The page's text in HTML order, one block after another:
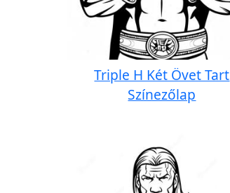
Triple H Két Övet Tart
Színezőlap